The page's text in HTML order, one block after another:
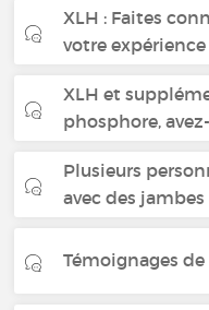
XLH : Faites
votre
XLH et
phosphore,
Plusieurs
avec des
Témoignages